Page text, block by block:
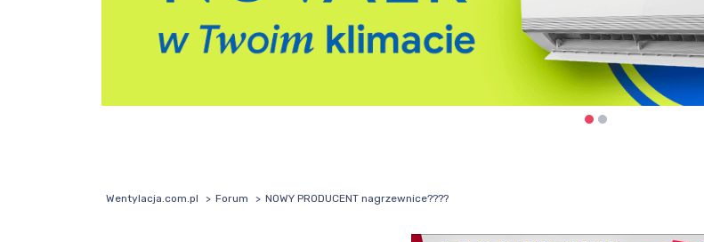
Wentylacja.com.pl Forum NOWY PRODUCENT nagrzewnice????